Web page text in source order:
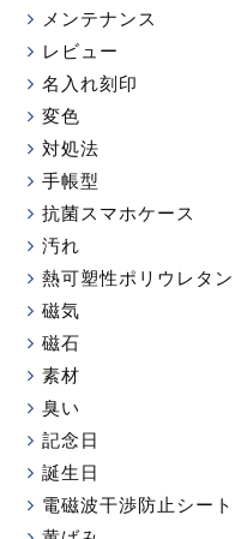
メンテナンス
レビュー
名入れ刻印
変色
対処法
手帳型
抗菌スマホケース
汚れ
熱可塑性ポリウレタン
磁気
磁石
素材
臭い
記念日
誕生日
電磁波干渉防止シート